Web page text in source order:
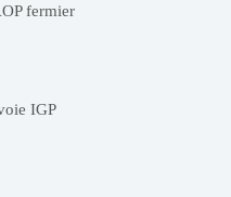
fermier
IGP